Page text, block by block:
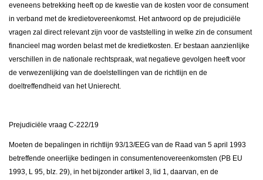
eveneens betrekking heeft op de kwestie van de kosten voor de consument
in verband met de kredietovereenkomst. Het antwoord op de prejudiciële
vragen zal direct relevant zijn voor de vaststelling in welke zin de consument
financieel mag worden belast met de kredietkosten. Er bestaan aanzienlijke
verschillen in de nationale rechtspraak, wat negatieve gevolgen heeft voor
de verwezenlijking van de doelstellingen van de richtlijn en de
doeltreffendheid van het Unierecht.
Prejudiciële vraag C-222/19
Moeten de bepalingen in richtlijn 93/13/EEG van de Raad van 5 april 1993
betreffende oneerlijke bedingen in consumentenovereenkomsten (PB EU
1993, L 95, blz. 29), in het bijzonder artikel 3, lid 1, daarvan, en de